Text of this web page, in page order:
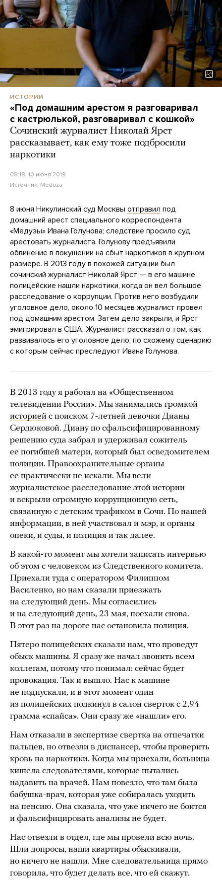
ИСТОРИИ
«Под домашним арестом я разговаривал
с кастрюлькой, разговаривал с кошкой»
Сочинский журналист Николай Ярст
рассказывает, как ему тоже подбросили
наркотики
08:18, 10 июня 2019
Источник: Meduza
8 июня Никулинский суд Москвы отправил под
домашний арест специального корреспондента
«Медузы» Ивана Голунова; следствие просило суд
арестовать журналиста. Голунову предъявили
обвинение в покушении на сбыт наркотиков в крупном
размере. В 2013 году в похожей ситуации был
сочинский журналист Николай Ярст — в его машине
полицейские нашли наркотики, когда он вел большое
расследование о коррупции. Против него возбудили
уголовное дело, около 10 месяцев журналист провел
под домашним арестом. Затем дело закрыли, и Ярст
эмигрировал в США. Журналист рассказал о том, как
развивалось его уголовное дело, по схожему сценарию
с которым сейчас преследуют Ивана Голунова.
В 2013 году я работал на «Общественном
телевидении России». Мы занимались громкой
историей с поиском 7-летней девочки Дианы
Сердюковой. Диану по сфальсифицированному
решению суда забрал и удерживал сожитель
ее погибшей матери, который был осведомителем
полиции. Правоохранительные органы
ее практически не искали. Мы вели
журналистское расследование этой истории
и вскрыли огромную коррупционную сеть,
связанную с детским трафиком в Сочи. По нашей
информации, в ней участвовал и мэр, и органы
опеки, и суды, и полиция и так далее.
В какой-то момент мы хотели записать интервью
об этом с человеком из Следственного комитета.
Приехали туда с оператором Филиппом
Василенко, но нам сказали приезжать
на следующий день. Мы согласились
и на следующий день, 23 мая, поехали снова.
В этот раз на дороге нас остановила полиция.
Пятеро полицейских сказали нам, что проведут
обыск машины. Я сразу же начал звонить всем
коллегам, потому что понимал: сейчас будет
провокация. Так и вышло. Нас к машине
не подпускали, и в этот момент один
из полицейских подкинул в салон сверток с 2,94
грамма «спайса». Они сразу же «нашли» его.
Нам отказали в экспертизе свертка на отпечатки
пальцев, но отвезли в диспансер, чтобы проверить
кровь на наркотики. Когда мы приехали, больница
кишела следователями, которые пытались
надавить на врачей. Нам повезло, что там была
бабушка-врач, которая уже собиралась уходить
на пенсию. Она сказала, что уже ничего не боится
и фальсифицировать анализы не будет.
Нас отвезли в отдел, где мы провели всю ночь.
Шли допросы, наши квартиры обыскивали,
но ничего не нашли. Мне следовательница прямо
говорила, что будет делать все, что ей скажут.